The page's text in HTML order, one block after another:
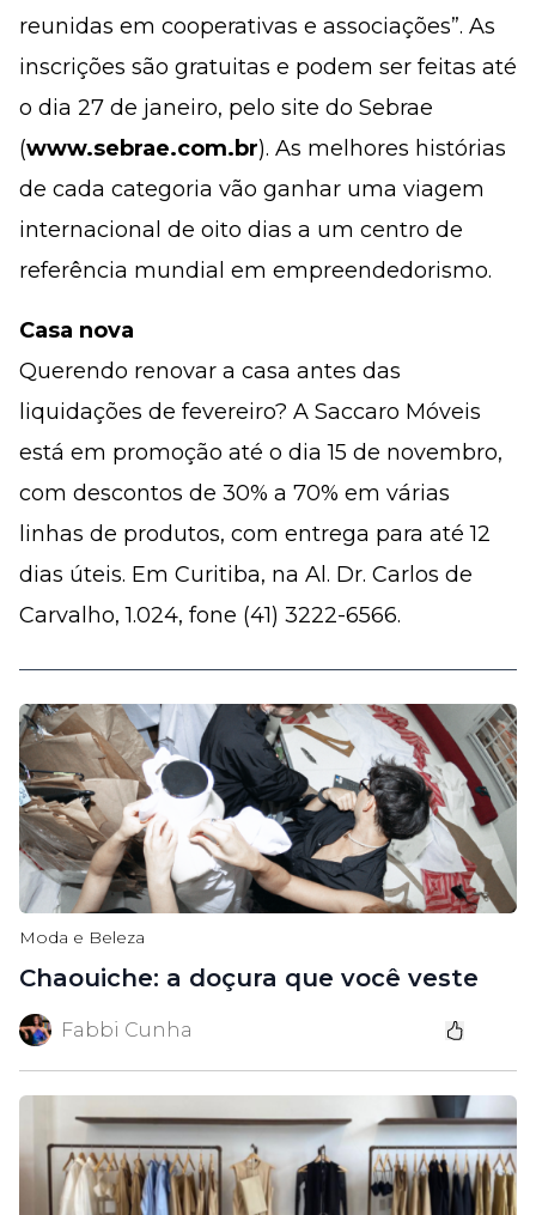
reunidas em cooperativas e associações”. As
inscrições são gratuitas e podem ser feitas até
o dia 27 de janeiro, pelo site do Sebrae
(www.sebrae.com.br). As melhores histórias
de cada categoria vão ganhar uma viagem
internacional de oito dias a um centro de
referência mundial em empreendedorismo.
Casa nova
Querendo renovar a casa antes das
liquidações de fevereiro? A Saccaro Móveis
está em promoção até o dia 15 de novembro,
com descontos de 30% a 70% em várias
linhas de produtos, com entrega para até 12
dias úteis. Em Curitiba, na Al. Dr. Carlos de
Carvalho, 1.024, fone (41) 3222-6566.
Moda e Beleza
Chaouiche: a doçura que você veste
Fabbi Cunha